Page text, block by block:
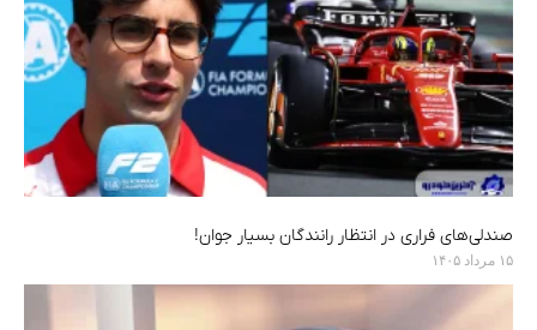
صندلی‌های فراری در انتظار رانندگان بسیار جوان!
۱۵ مرداد ۱۴۰۵